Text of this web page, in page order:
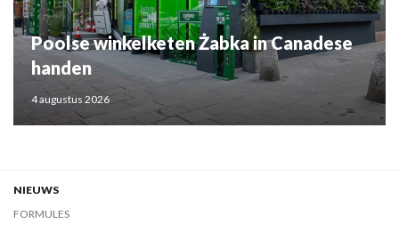
Poolse winkelketen Żabka in Canadese
handen
4 augustus 2026
NIEUWS
FORMULES